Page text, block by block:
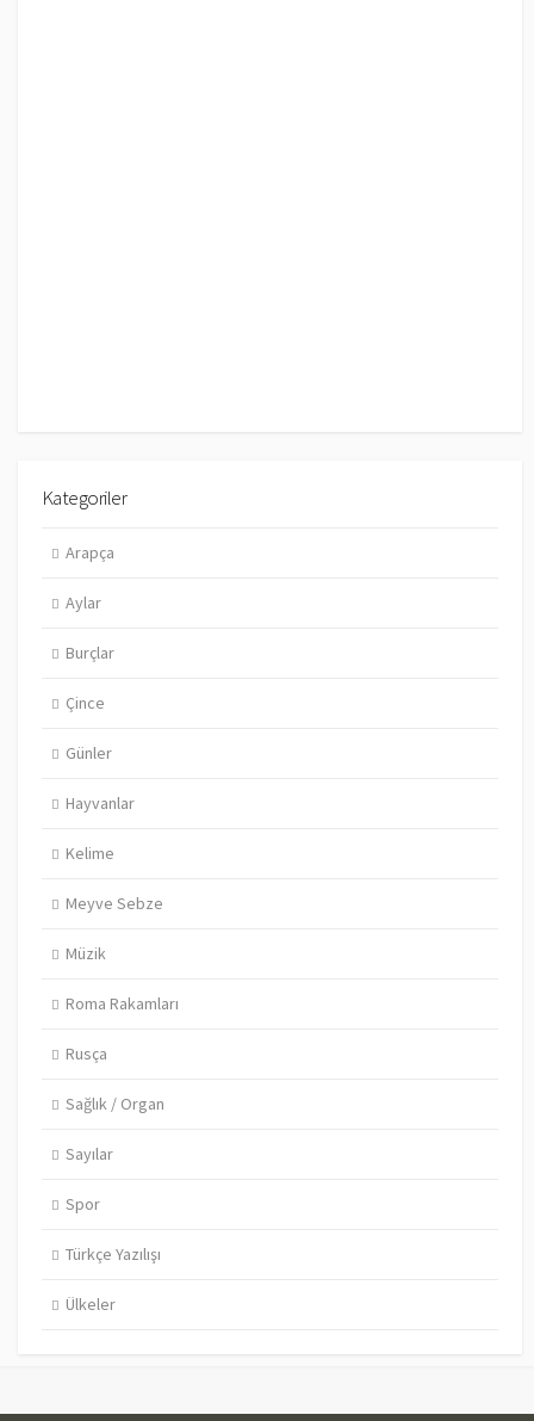
Kategoriler
Arapça
Aylar
Burçlar
Çince
Günler
Hayvanlar
Kelime
Meyve Sebze
Müzik
Roma Rakamları
Rusça
Sağlık / Organ
Sayılar
Spor
Türkçe Yazılışı
Ülkeler